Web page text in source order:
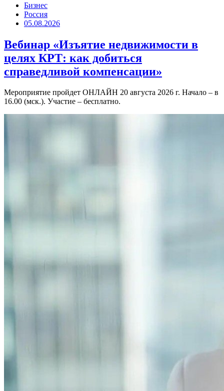
Бизнес
Россия
05.08.2026
Вебинар «Изъятие недвижимости в
целях КРТ: как добиться
справедливой компенсации»
Мероприятие пройдет ОНЛАЙН 20 августа 2026 г. Начало – в
16.00 (мск.). Участие – бесплатно.